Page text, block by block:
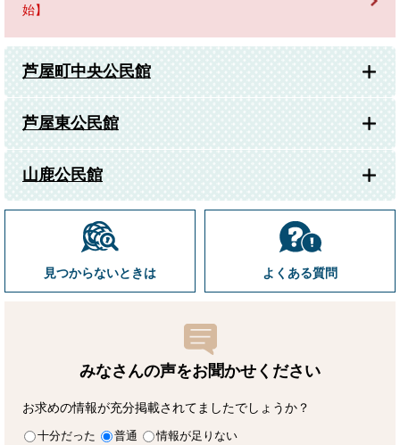
始】
芦屋町中央公民館
芦屋東公民館
山鹿公民館
見つからないときは よくある質問
みなさんの声をお聞かせ ください
お求めの情報が充分掲載されてましたでしょうか？
十分だった 普通 情報が足りない